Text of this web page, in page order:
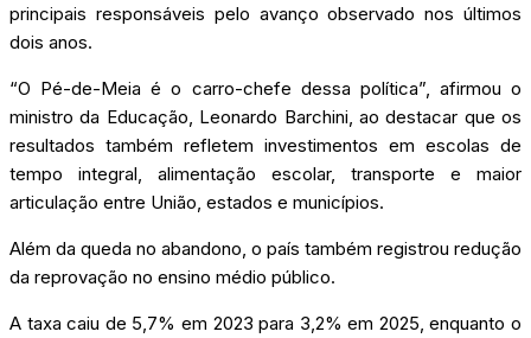
principais responsáveis pelo avanço observado nos últimos
dois anos.
“O Pé-de-Meia é o carro-chefe dessa política”, afirmou o
ministro da Educação, Leonardo Barchini, ao destacar que os
resultados também refletem investimentos em escolas de
tempo integral, alimentação escolar, transporte e maior
articulação entre União, estados e municípios.
Além da queda no abandono, o país também registrou redução
da reprovação no ensino médio público.
A taxa caiu de 5,7% em 2023 para 3,2% em 2025, enquanto o